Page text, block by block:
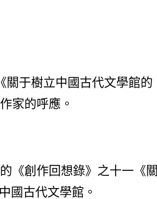
關于樹立中國古代文學館的
家的呼應。
《創作回想錄》之十一《關
國古代文學館。